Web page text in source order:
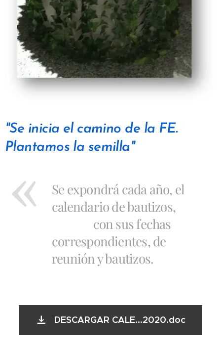
"Se inicia el camino de la FE.
Plantamos la semilla"
Se expondrá cada año, el
calendario de bautizos,
con sus fechas
correspondientes, de
reunión y bautizos.
DESCARGAR CALE...2020.doc